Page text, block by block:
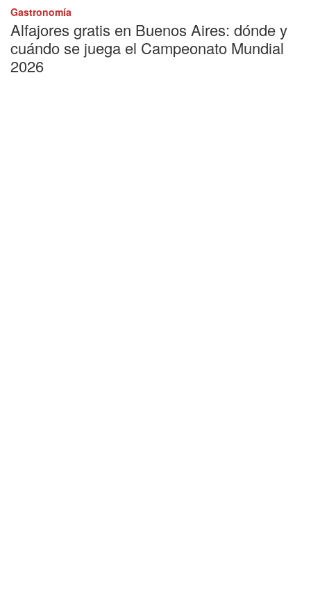
Gastronomía
Alfajores gratis en Buenos Aires: dónde y
cuándo se juega el Campeonato Mundial
2026